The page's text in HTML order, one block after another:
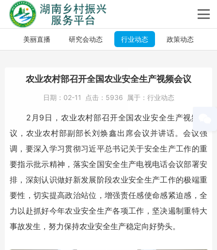
美丽直播 研究会动态 行业动态 政策动态
农业农村部召开全国农业安全生产视频会议
日期： 02-11 点击： 5936 属于： 行业动态
2月9日，农业农村部召开全国农业安全生产视频会
议，农业农村部副部长刘焕鑫出席会议并讲话。会议强
调，要深入学习贯彻习近平总书记关于安全生产工作的重
要指示批示精神，落实全国安全生产电视电话会议部署安
排，深刻认识做好新发展阶段农业安全生产工作的极端重
要性，切实提高政治站位，增强责任感使命感紧迫感，全
力以赴抓好今年农业安全生产各项工作，坚决遏制重特大
事故发生，努力保持农业安全生产稳定向好势头。